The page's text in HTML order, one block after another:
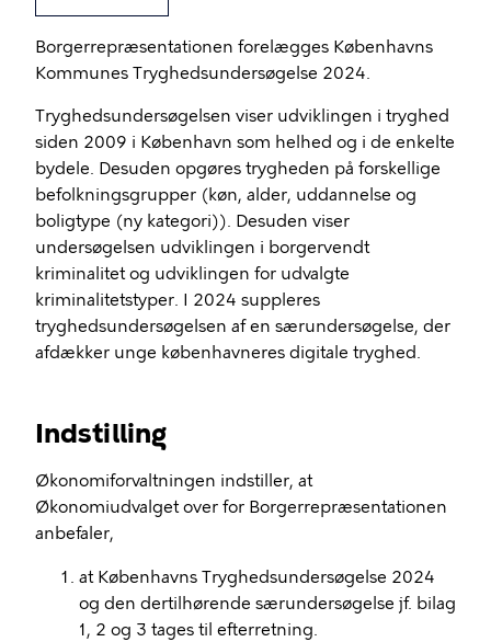
Borgerrepræsentationen forelægges Københavns
Kommunes Tryghedsundersøgelse 2024.
Tryghedsundersøgelsen viser udviklingen i tryghed
siden 2009 i København som helhed og i de enkelte
bydele. Desuden opgøres trygheden på forskellige
befolkningsgrupper (køn, alder, uddannelse og
boligtype (ny kategori)). Desuden viser
undersøgelsen udviklingen i borgervendt
kriminalitet og udviklingen for udvalgte
kriminalitetstyper. I 2024 suppleres
tryghedsundersøgelsen af en særundersøgelse, der
afdækker unge københavneres digitale tryghed.
Indstilling
Økonomiforvaltningen indstiller, at
Økonomiudvalget over for Borgerrepræsentationen
anbefaler,
at Københavns Tryghedsundersøgelse 2024
og den dertilhørende særundersøgelse jf. bilag
1, 2 og 3 tages til efterretning.